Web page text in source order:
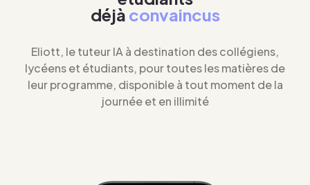
déjà convaincus
Eliott, le tuteur IA à destination des collégiens,
lycéens et étudiants, pour toutes les matières de
leur programme, disponible à tout moment de la
journée et en illimité